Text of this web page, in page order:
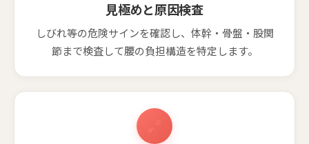
見極めと原因検査
しびれ等の危険サインを確認し、体幹・骨盤・股関
節まで検査して腰の負担構造を特定します。